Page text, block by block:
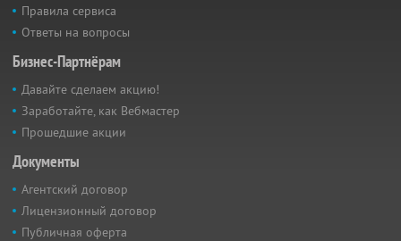
Правила сервиса
Ответы на вопросы
Бизнес-Партнёрам
Давайте сделаем акцию!
Заработайте, как Вебмастер
Прошедшие акции
Документы
Агентский договор
Лицензионный договор
Публичная оферта